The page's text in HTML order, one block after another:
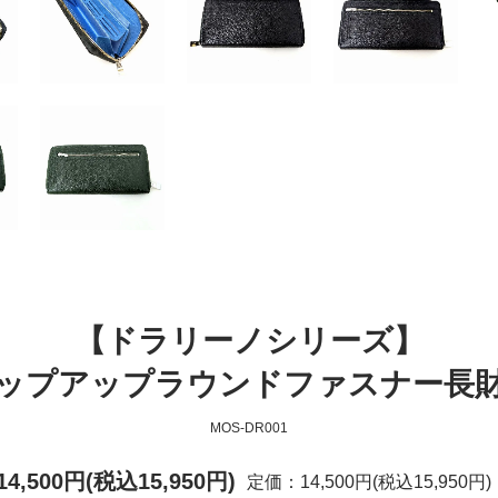
【ドラリーノシリーズ】
プアップラウンドファスナー長
MOS-DR001
円(税込15,950円) 定価：14,500円(税込15,950円)